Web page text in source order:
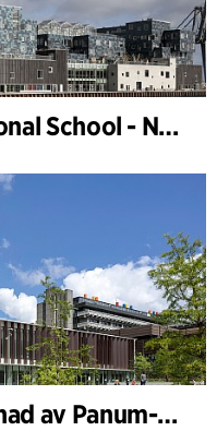
Copenhagen International School - Nordhavn
Mærsk Tower, utbyggnad av Panum-komplexet